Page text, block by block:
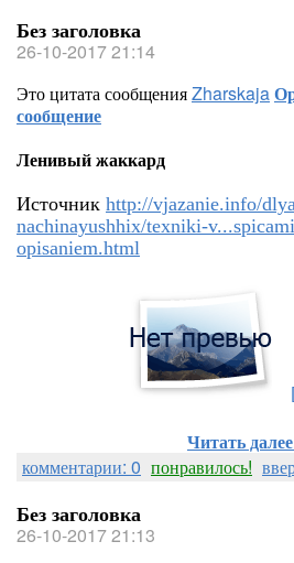
Без заголовка
26-10-2017 21:14
Это цитата сообщенияZharskaja
сообщение
Ленивый жаккард
Источник http://vjazanie.info/
nachinayushhix/texniki-
opisaniem.html
Читать
комментарии: 0 понравилось!
Без заголовка
26-10-2017 21:13